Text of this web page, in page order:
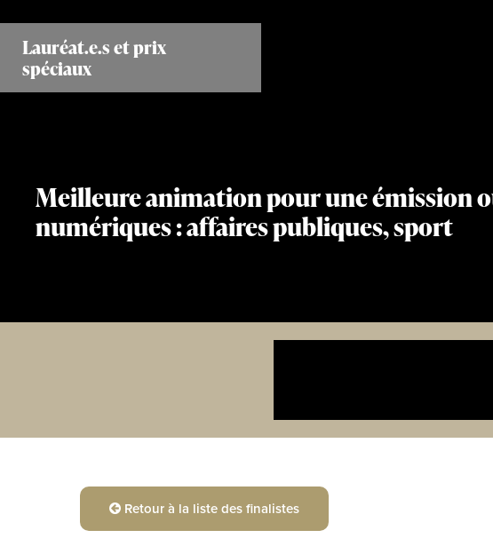
contenu
principal
Lauréat.e.s et prix
spéciaux
Meilleure animation pour une émission
numériques : affaires publiques, sport
Retour à la liste des finalistes